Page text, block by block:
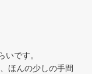
いです。
ほんの少しの手間